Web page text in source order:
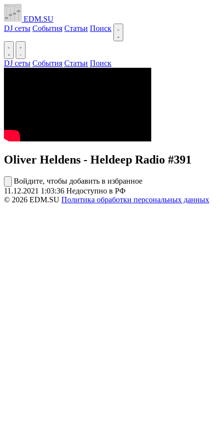
EDM.SU
DJ сеты События Статьи Поиск
DJ сеты События Статьи Поиск
Oliver Heldens - Heldeep Radio #391
Войдите, чтобы добавить в избранное
11.12.2021 1:03:36 Недоступно в РФ
© 2026 EDM.SU Политика обработки персональных данных